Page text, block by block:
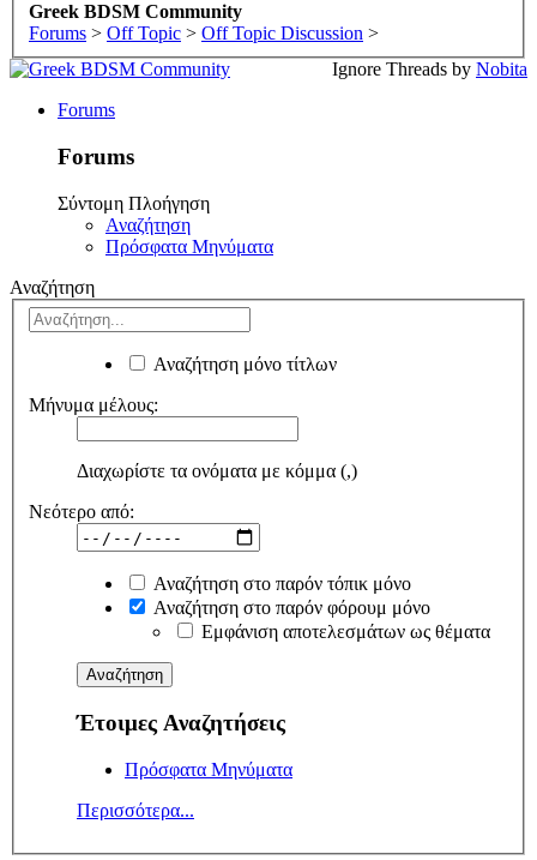
Greek BDSM Community
Forums > Off Topic > Off Topic Discussion >
Ignore Threads by Nobita
Forums
Forums
Σύντομη Πλοήγηση
Αναζήτηση
Πρόσφατα Μηνύματα
Αναζήτηση
Αναζήτηση μόνο τίτλων
Μήνυμα μέλους:
Διαχωρίστε τα ονόματα με κόμμα (,)
Νεότερο από:
Αναζήτηση στο παρόν τόπικ μόνο
Αναζήτηση στο παρόν φόρουμ μόνο
Εμφάνιση αποτελεσμάτων ως θέματα
Έτοιμες Αναζητήσεις
Πρόσφατα Μηνύματα
Περισσότερα...